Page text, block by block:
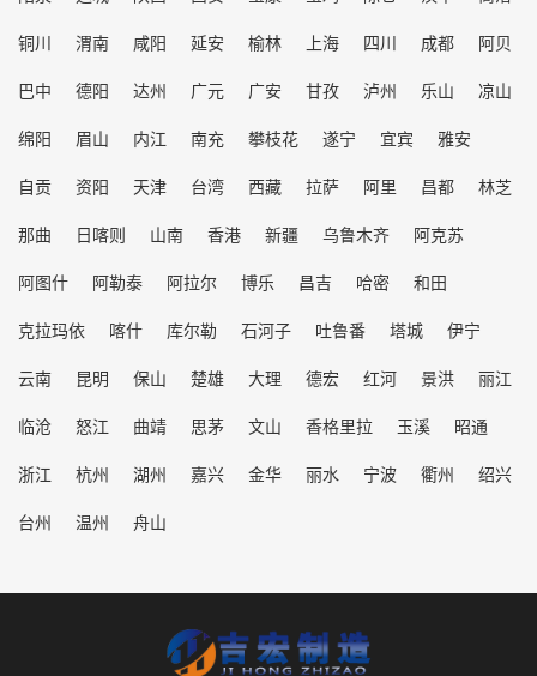
铜川
渭南 咸阳 延安 榆林 上海 四川 成都
阿贝
巴中
德阳 达州 广元 广安 甘孜 泸州 乐山
凉山
绵阳
眉山 内江 南充 攀枝花 遂宁 宜宾
雅安
自贡
资阳 天津 台湾 西藏 拉萨 阿里 昌都
林芝
那曲
日喀则 山南 香港 新疆 乌鲁木齐
阿克苏
阿图什
阿勒泰 阿拉尔 博乐 昌吉 哈密
和田
克拉玛依
喀什 库尔勒 石河子 吐鲁番 塔城
伊宁
云南
昆明 保山 楚雄 大理 德宏 红河 景洪
丽江
临沧
怒江 曲靖 思茅 文山 香格里拉 玉溪
昭通
浙江
杭州 湖州 嘉兴 金华 丽水 宁波 衢州
绍兴
台州
温州 舟山